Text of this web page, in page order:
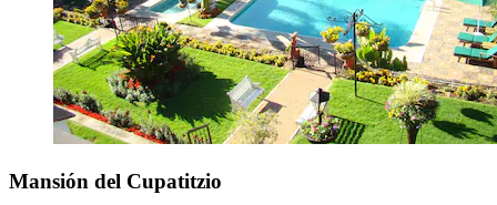
Mansión del Cupatitzio